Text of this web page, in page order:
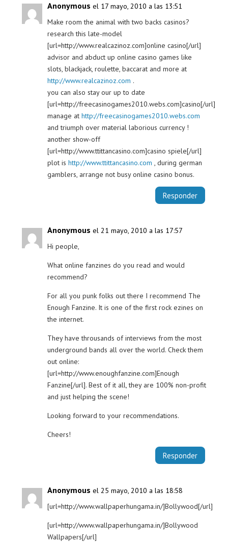
Anonymous el 17 mayo, 2010 a las 13:51
Make room the animal with two backs casinos?
research this late-model
[url=http://www.realcazinoz.com]online casino[/url]
advisor and abduct up online casino games like
slots, blackjack, roulette, baccarat and more at
http://www.realcazinoz.com .
you can also stay our up to date
[url=http://freecasinogames2010.webs.com]casino[/url]
manage at http://freecasinogames2010.webs.com
and triumph over material laborious currency !
another show-off
[url=http://www.ttittancasino.com]casino spiele[/url]
plot is http://www.ttittancasino.com , during german
gamblers, arrange not busy online casino bonus.
Responder
Anonymous el 21 mayo, 2010 a las 17:57
Hi people,
What online fanzines do you read and would
recommend?
For all you punk folks out there I recommend The
Enough Fanzine. It is one of the first rock ezines on
the internet.
They have throusands of interviews from the most
underground bands all over the world. Check them
out online:
[url=http://www.enoughfanzine.com]Enough
Fanzine[/url]. Best of it all, they are 100% non-profit
and just helping the scene!
Looking forward to your recommendations.
Cheers!
Responder
Anonymous el 25 mayo, 2010 a las 18:58
[url=http://www.wallpaperhungama.in/]Bollywood[/url]
[url=http://www.wallpaperhungama.in/]Bollywood
Wallpapers[/url]